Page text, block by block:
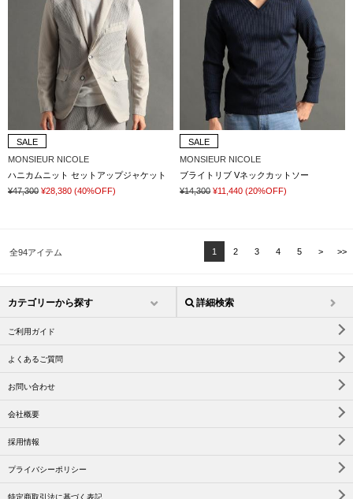
SALE
MONSIEUR NICOLE
ハニカムニット セットアップジャケット
¥47,300 ¥28,380 (40%OFF)
SALE
MONSIEUR NICOLE
ブライトリブ Vネックカットソー
¥14,300 ¥11,440 (20%OFF)
全94アイテム 1 2 3 4 5 > >>
カテゴリーから探す 詳細検索
ご利用ガイド
よくあるご質問
お問い合わせ
会社概要
採用情報
プライバシーポリシー
特定商取引法に基づく表記